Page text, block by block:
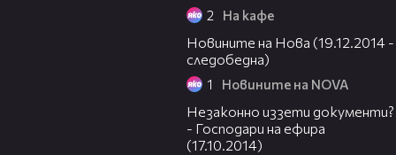
2 На кафе
Новините на Нова (19.12.2014 -
следобедна)
1 Новините на NOVA
Незаконно иззети документи?
- Господари на ефира
(17.10.2014)